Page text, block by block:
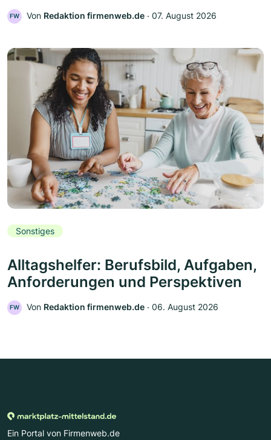
FW Von Redaktion firmenweb.de ‧ 07. August 2026
Sonstiges
Alltagshelfer: Berufsbild, Aufgaben,
Anforderungen und Perspektiven
FW Von Redaktion firmenweb.de ‧ 06. August 2026
Ein Portal von Firmenweb.de